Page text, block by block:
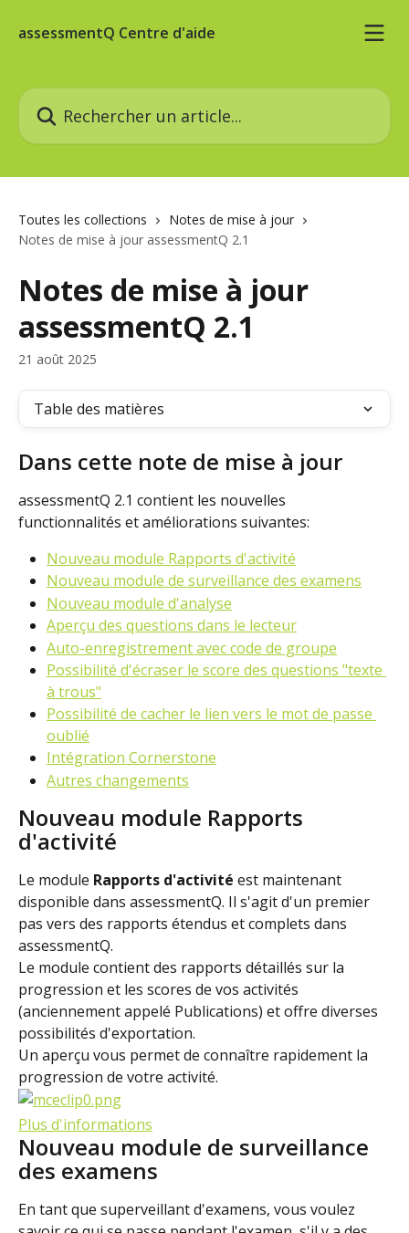
assessmentQ Centre d'aide
Rechercher un article...
Toutes les collections
Notes de mise à jour
Notes de mise à jour assessmentQ 2.1
Notes de mise à jour
assessmentQ 2.1
21 août 2025
Table des matières
Dans cette note de mise à jour
assessmentQ 2.1 contient les nouvelles
functionnalités et améliorations suivantes:
Nouveau module Rapports d'activité
Nouveau module de surveillance des examens
Nouveau module d'analyse
Aperçu des questions dans le lecteur
Auto-enregistrement avec code de groupe
Possibilité d'écraser le score des questions "texte
à trous"
Possibilité de cacher le lien vers le mot de passe
oublié
Intégration Cornerstone
Autres changements
Nouveau module Rapports
d'activité
Le module Rapports d'activité est maintenant
disponible dans assessmentQ. Il s'agit d'un premier
pas vers des rapports étendus et complets dans
assessmentQ.
Le module contient des rapports détaillés sur la
progression et les scores de vos activités
(anciennement appelé Publications) et offre diverses
possibilités d'exportation.
Un aperçu vous permet de connaître rapidement la
progression de votre activité.
Plus d'informations
Nouveau module de surveillance
des examens
En tant que superveillant d'examens, vous voulez